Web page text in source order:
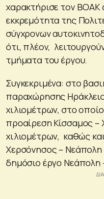
χαρακτήρισε τον ΒΟΑΚ
εκκρεμότητα της
σύγχρονων
ότι, πλέον,
τμήματα του έργου.
Συγκεκριμένα: στο
παραχώρησης
χιλιομέτρων, στο
προαίρεση Κίσσαμος –
χιλιομέτρων, καθώς
Χερσόνησος –
δημόσιο έργο Νεάπολη